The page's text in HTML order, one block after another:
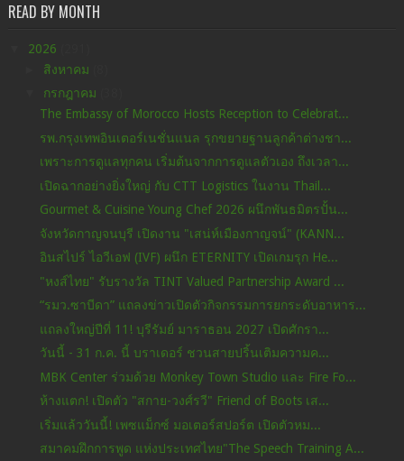
READ BY MONTH
2026
สิงหาคม
กรกฎาคม
The Embassy of Morocco Hosts Reception to Celebrat...
รพ.กรุงเทพอินเตอร์เนชั่นแนล รุกขยายฐานลูกค้าต่างชา...
เพราะการดูแลทุกคน เริ่มต้นจากการดูแลตัวเอง ถึงเวลา...
เปิดฉากอย่างยิ่งใหญ่ กับ CTT Logistics ในงาน Thail...
Gourmet & Cuisine Young Chef 2026 ผนึกพันธมิตรปั้น...
จังหวัดกาญจนบุรี เปิดงาน "เสน่ห์เมืองกาญจน์" (KANN...
อินสไปร์ ไอวีเอฟ (IVF) ผนึก ETERNITY เปิดเกมรุก He...
"หงส์ไทย" รับรางวัล TINT Valued Partnership Award ...
“รมว.ซาบีดา” แถลงข่าวเปิดตัวกิจกรรมการยกระดับอาหาร...
แถลงใหญ่ปีที่ 11! บุรีรัมย์ มาราธอน 2027 เปิดศักรา...
วันนี้ - 31 ก.ค. นี้ บราเดอร์ ชวนสายปริ้นเติมความค...
MBK Center ร่วมด้วย Monkey Town Studio และ Fire Fo...
ห้างแตก! เปิดตัว "สกาย-วงศ์รวี" Friend of Boots เส...
เริ่มแล้ววันนี้! เพซแม็กซ์ มอเตอร์สปอร์ต เปิดตัวหม...
สมาคมฝึกการพูด แห่งประเทศไทย"The Speech Training A...